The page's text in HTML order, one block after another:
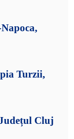
Turzii,
Cluj